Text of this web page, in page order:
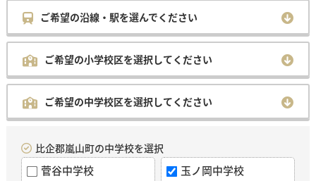
ご希望の沿線・駅を選んでください
ご希望の小学校区を選択してください
ご希望の中学校区を選択してください
比企郡嵐山町の中学校を選択
菅谷中学校 玉ノ岡中学校